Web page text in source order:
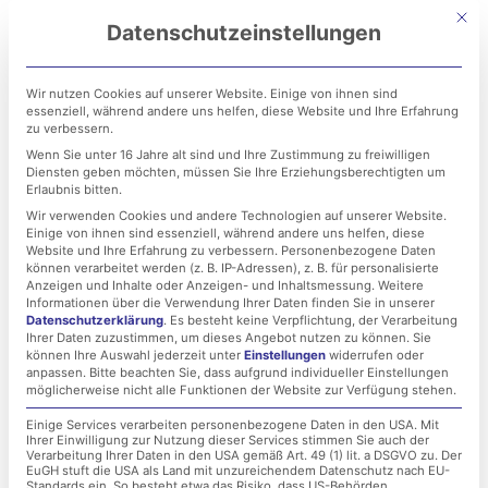
springen
CVSS: Definition und
Übersicht!
20. Februar 2023
Mit
Datenschutzeinstellungen
Wir nutzen Cookies auf unserer Website. Einige von ihnen sind
essenziell, während andere uns helfen, diese Website und Ihre Erfahrung
zu verbessern.
Wenn Sie unter 16 Jahre alt sind und Ihre Zustimmung zu freiwilligen
Diensten geben möchten, müssen Sie Ihre Erziehungsberechtigten um
Erlaubnis bitten.
Wir verwenden Cookies und andere Technologien auf unserer Website.
Einige von ihnen sind essenziell, während andere uns helfen, diese
Website und Ihre Erfahrung zu verbessern. Personenbezogene Daten
können verarbeitet werden (z. B. IP-Adressen), z. B. für personalisierte
Anzeigen und Inhalte oder Anzeigen- und Inhaltsmessung. Weitere
Informationen über die Verwendung Ihrer Daten finden Sie in unserer
Datenschutzerklärung. Es besteht keine Verpflichtung, der Verarbeitung
Ihrer Daten zuzustimmen, um dieses Angebot nutzen zu können. Sie
können Ihre Auswahl jederzeit unter Einstellungen widerrufen oder
anpassen. Bitte beachten Sie, dass aufgrund individueller Einstellungen
möglicherweise nicht alle Funktionen der Website zur Verfügung stehen.
Einige Services verarbeiten personenbezogene Daten in den USA. Mit
Ihrer Einwilligung zur Nutzung dieser Services stimmen Sie auch der
Verarbeitung Ihrer Daten in den USA gemäß Art. 49 (1) lit. a DSGVO zu. Der
EuGH stuft die USA als Land mit unzureichendem Datenschutz nach EU-